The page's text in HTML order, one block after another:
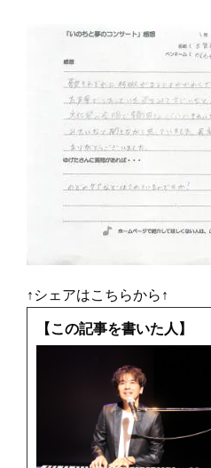
↑シェアはこちらから↑
【この記事を書いた人】